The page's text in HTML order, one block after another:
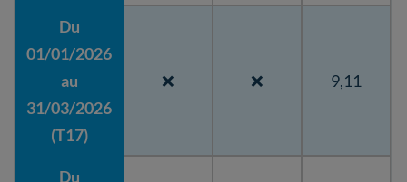
Du
01/01/2026
au
31/03/2026
(T17)
❌ ❌ 9,11
Du